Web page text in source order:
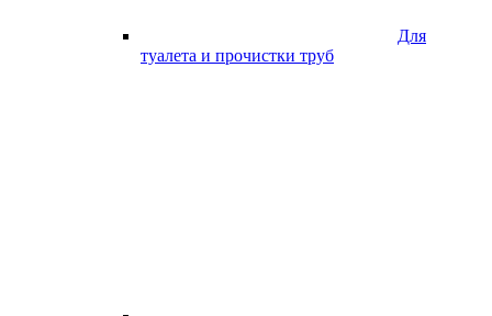
Для
туалета и прочистки труб